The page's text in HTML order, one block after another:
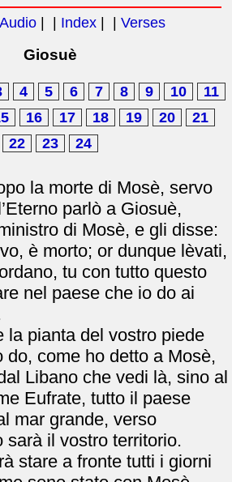
Audio| | Index| | Verses
Giosuè
4 5 6 7 8 9 10
11
16 17 18 19 20
21
22
23 24
la morte di Mosè, servo
parlò a Giosuè,
di Mosè, e gli disse:
è morto; or dunque lèvati,
tu con tutto questo
nel paese che io do ai
la pianta del vostro piede
do, come ho detto a Mosè,
Libano che vedi là, sino al
Eufrate, tutto il paese
mar grande, verso
sarà il vostro territorio.
stare a fronte tutti i giorni